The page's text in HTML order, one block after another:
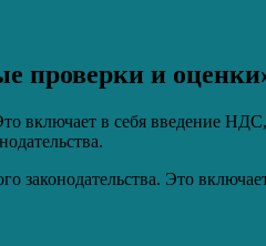
проверки и
включает в себя введение
Это